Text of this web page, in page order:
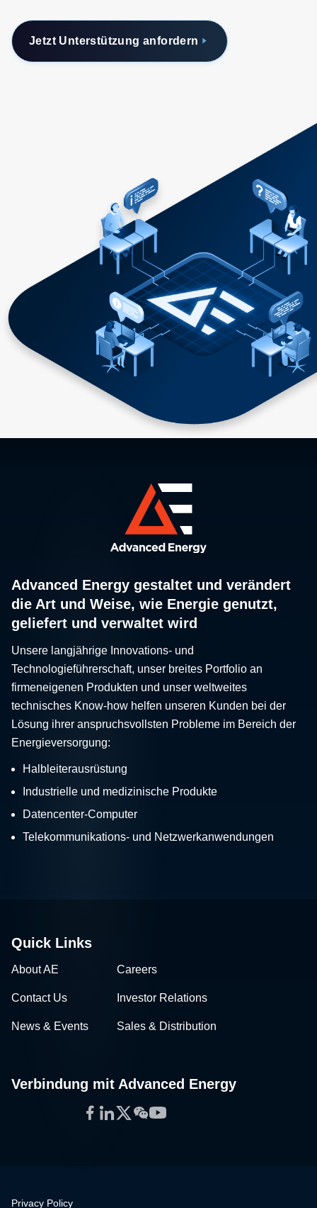
Jetzt Unterstützung anfordern
Advanced Energy gestaltet und verändert
die Art und Weise, wie Energie genutzt,
geliefert und verwaltet wird
Unsere langjährige Innovations- und
Technologieführerschaft, unser breites Portfolio an
firmeneigenen Produkten und unser weltweites
technisches Know-how helfen unseren Kunden bei der
Lösung ihrer anspruchsvollsten Probleme im Bereich der
Energieversorgung:
Halbleiterausrüstung
Industrielle und medizinische Produkte
Datencenter-Computer
Telekommunikations- und Netzwerkanwendungen
Quick Links
About AE Careers
Contact Us Investor Relations
News & Events Sales & Distribution
Verbindung mit Advanced Energy
Facebook
LinkedIn
Twitter
WeChat
YouTube
Privacy Policy